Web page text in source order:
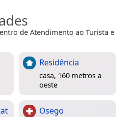
de Atendimento ao Turista e
Residência
casa, 160 metros a
oeste
Osego